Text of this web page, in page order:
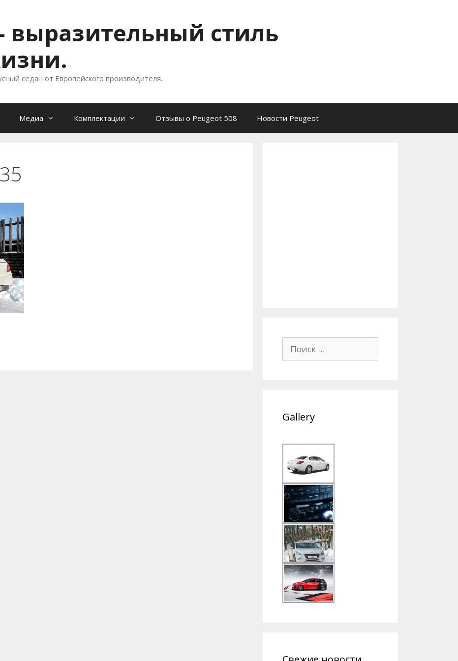
выразительный стиль
седан от Европейского производителя.
Медиа Комплектации Отзывы о Peugeot 508 Новости Peugeot
Gallery